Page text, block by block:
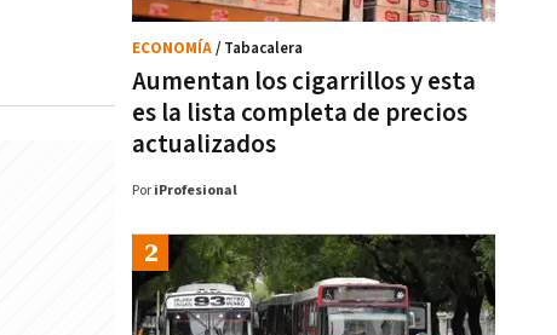
Aumentan los cigarrillos y esta
es la lista completa de precios
actualizados
ECONOMÍA/ Tabacalera
Por iProfesional